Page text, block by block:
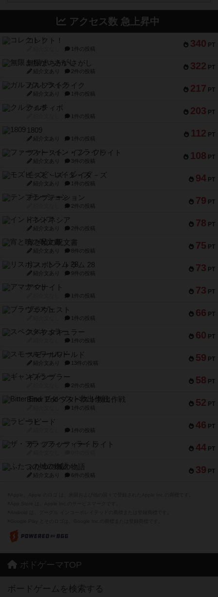
アクセス数 急上昇中
340 PT
コレクト！
1件の投稿
322 PT
無限まちがいさがし
紹介文あり 2件の投稿
217 PT
ガルフストライク
紹介文あり 1件の投稿
203 PT
クルティボ
1件の投稿
112 PT
1809
紹介文あり 1件の投稿
108 PT
ファースト・イン・フライト
紹介文あり 3件の投稿
94 PT
モズビ－ズ・レイダ－ズ
紹介文あり 1件の投稿
79 PT
テンプテーション
2件の投稿
78 PT
インドネシア
紹介文あり 2件の投稿
75 PT
宵と暁の呪文書
紹介文あり 8件の投稿
73 PT
リスボン・トラム 28
紹介文あり 9件の投稿
73 PT
アマナイト
1件の投稿
66 PT
ブラヴェスト
1件の投稿
60 PT
スペクタキュラー
1件の投稿
59 PT
スモールワールド
紹介文あり 13件の投稿
58 PT
ギャンブラー
2件の投稿
52 PT
Bitter End ブタペスト救出作戦
1件の投稿
46 PT
ラピード
1件の投稿
44 PT
ザ・フラッフィー・ライト
39 PT
ふたつの城の物語
紹介文あり 6件の投稿
ボドゲーマTOP
ボードゲームを検索する